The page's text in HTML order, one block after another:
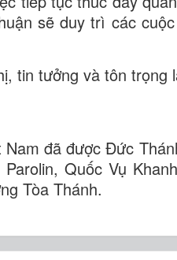
sẽ duy trì các
tin tưởng và tôn trọng
đã được Đức
Quốc Vụ
Tòa Thánh.